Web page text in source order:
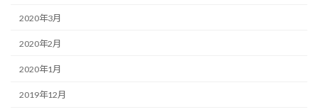
2020年3月
2020年2月
2020年1月
2019年12月